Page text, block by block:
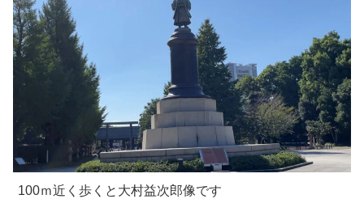
100ｍ近く歩くと大村益次郎像です